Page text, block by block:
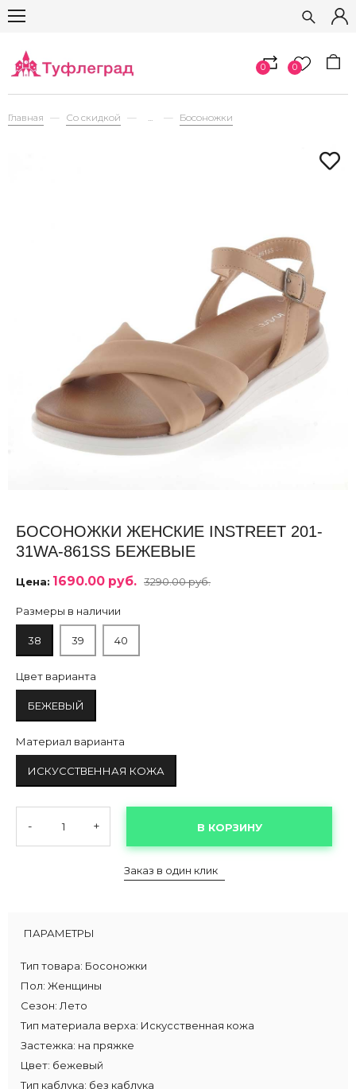
0 0
Главная Со скидкой ... Босоножки
БОСОНОЖКИ ЖЕНСКИЕ INSTREET 201-
31WA-861SS БЕЖЕВЫЕ
Цена: 1690.00 руб. 3290.00 руб.
Размеры в наличии
38 39 40
Цвет варианта
БЕЖЕВЫЙ
Материал варианта
ИСКУССТВЕННАЯ КОЖА
- + В КОРЗИНУ
Заказ в один клик
ПАРАМЕТРЫ
Тип товара: Босоножки
Пол: Женщины
Сезон: Лето
Тип материала верха: Искусственная кожа
Застежка: на пряжке
Цвет: бежевый
Тип каблука: без каблука